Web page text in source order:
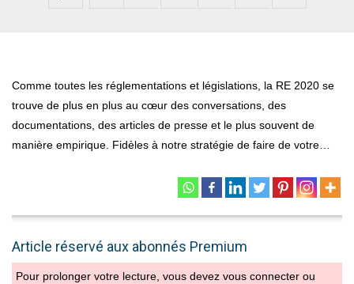
Comme toutes les réglementations et législations, la RE 2020 se
trouve de plus en plus au cœur des conversations, des
documentations, des articles de presse et le plus souvent de
manière empirique. Fidèles à notre stratégie de faire de votre…
Article réservé aux abonnés Premium
Pour prolonger votre lecture, vous devez vous connecter ou